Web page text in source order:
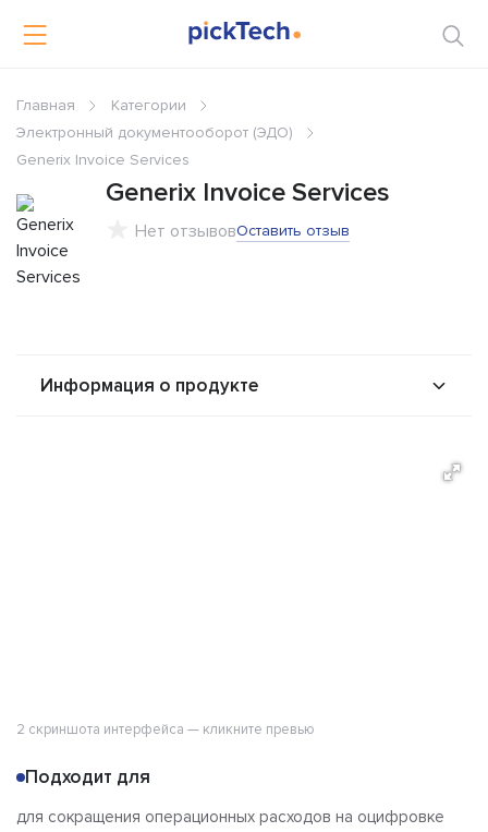
Главная
Категории
Электронный документооборот (ЭДО)
Generix Invoice Services
Generix Invoice Services
Нет отзывовОставить отзыв
Информация о продукте
2 скриншота интерфейса — кликните превью
Подходит для
для сокращения операционных расходов на оцифровке